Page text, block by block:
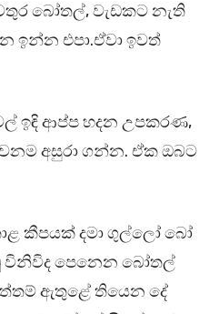
බෝතල්, වැඩකට නැති
ඉන්න එපා.ඒවා ඉවත්
ඉඳි ආප්ප හදන උපකරණ,
අසුරා ගන්න. ඒක ඔබට
කීපයක් දමා ගුල්ලෝ බෝ
පෙනෙන බෝතල්
ඇතුළේ තියෙන දේ